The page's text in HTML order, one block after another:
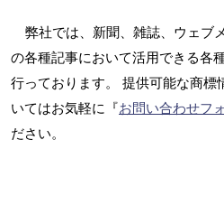
弊社では、新聞、雑誌、ウェブ
の各種記事において活用できる各
行っております。 提供可能な商標
いてはお気軽に『お問い合わせフ
ださい。